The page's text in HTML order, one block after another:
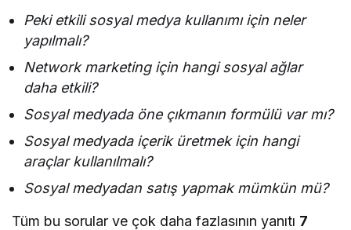
Peki etkili sosyal medya kullanımı için neler
yapılmalı?
Network marketing için hangi sosyal ağlar
daha etkili?
Sosyal medyada öne çıkmanın formülü var mı?
Sosyal medyada içerik üretmek için hangi
araçlar kullanılmalı?
Sosyal medyadan satış yapmak mümkün mü?
Tüm bu sorular ve çok daha fazlasının yanıtı 7